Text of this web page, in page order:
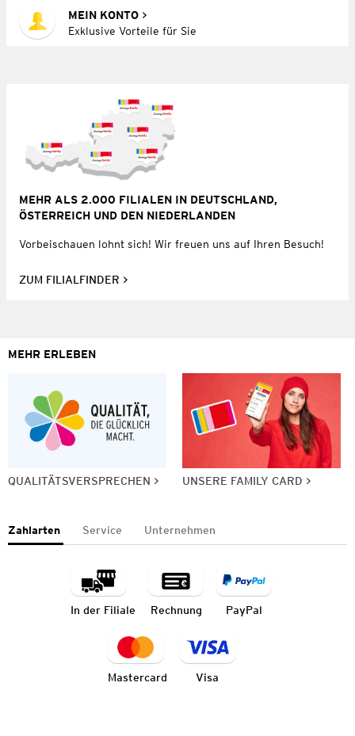
MEIN KONTO
Exklusive Vorteile für Sie
MEHR ALS 2.000 FILIALEN IN DEUTSCHLAND,
ÖSTERREICH UND DEN NIEDERLANDEN
Vorbeischauen lohnt sich! Wir freuen uns auf Ihren Besuch!
ZUM FILIALFINDER
MEHR ERLEBEN
QUALITÄTSVERSPRECHEN UNSERE FAMILY CARD
Zahlarten Service Unternehmen
In der Filiale Rechnung PayPal
Mastercard Visa